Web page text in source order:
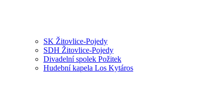
SK Žitovlice-Pojedy
SDH Žitovlice-Pojedy
Divadelní spolek Požitek
Hudební kapela Los Kytáros